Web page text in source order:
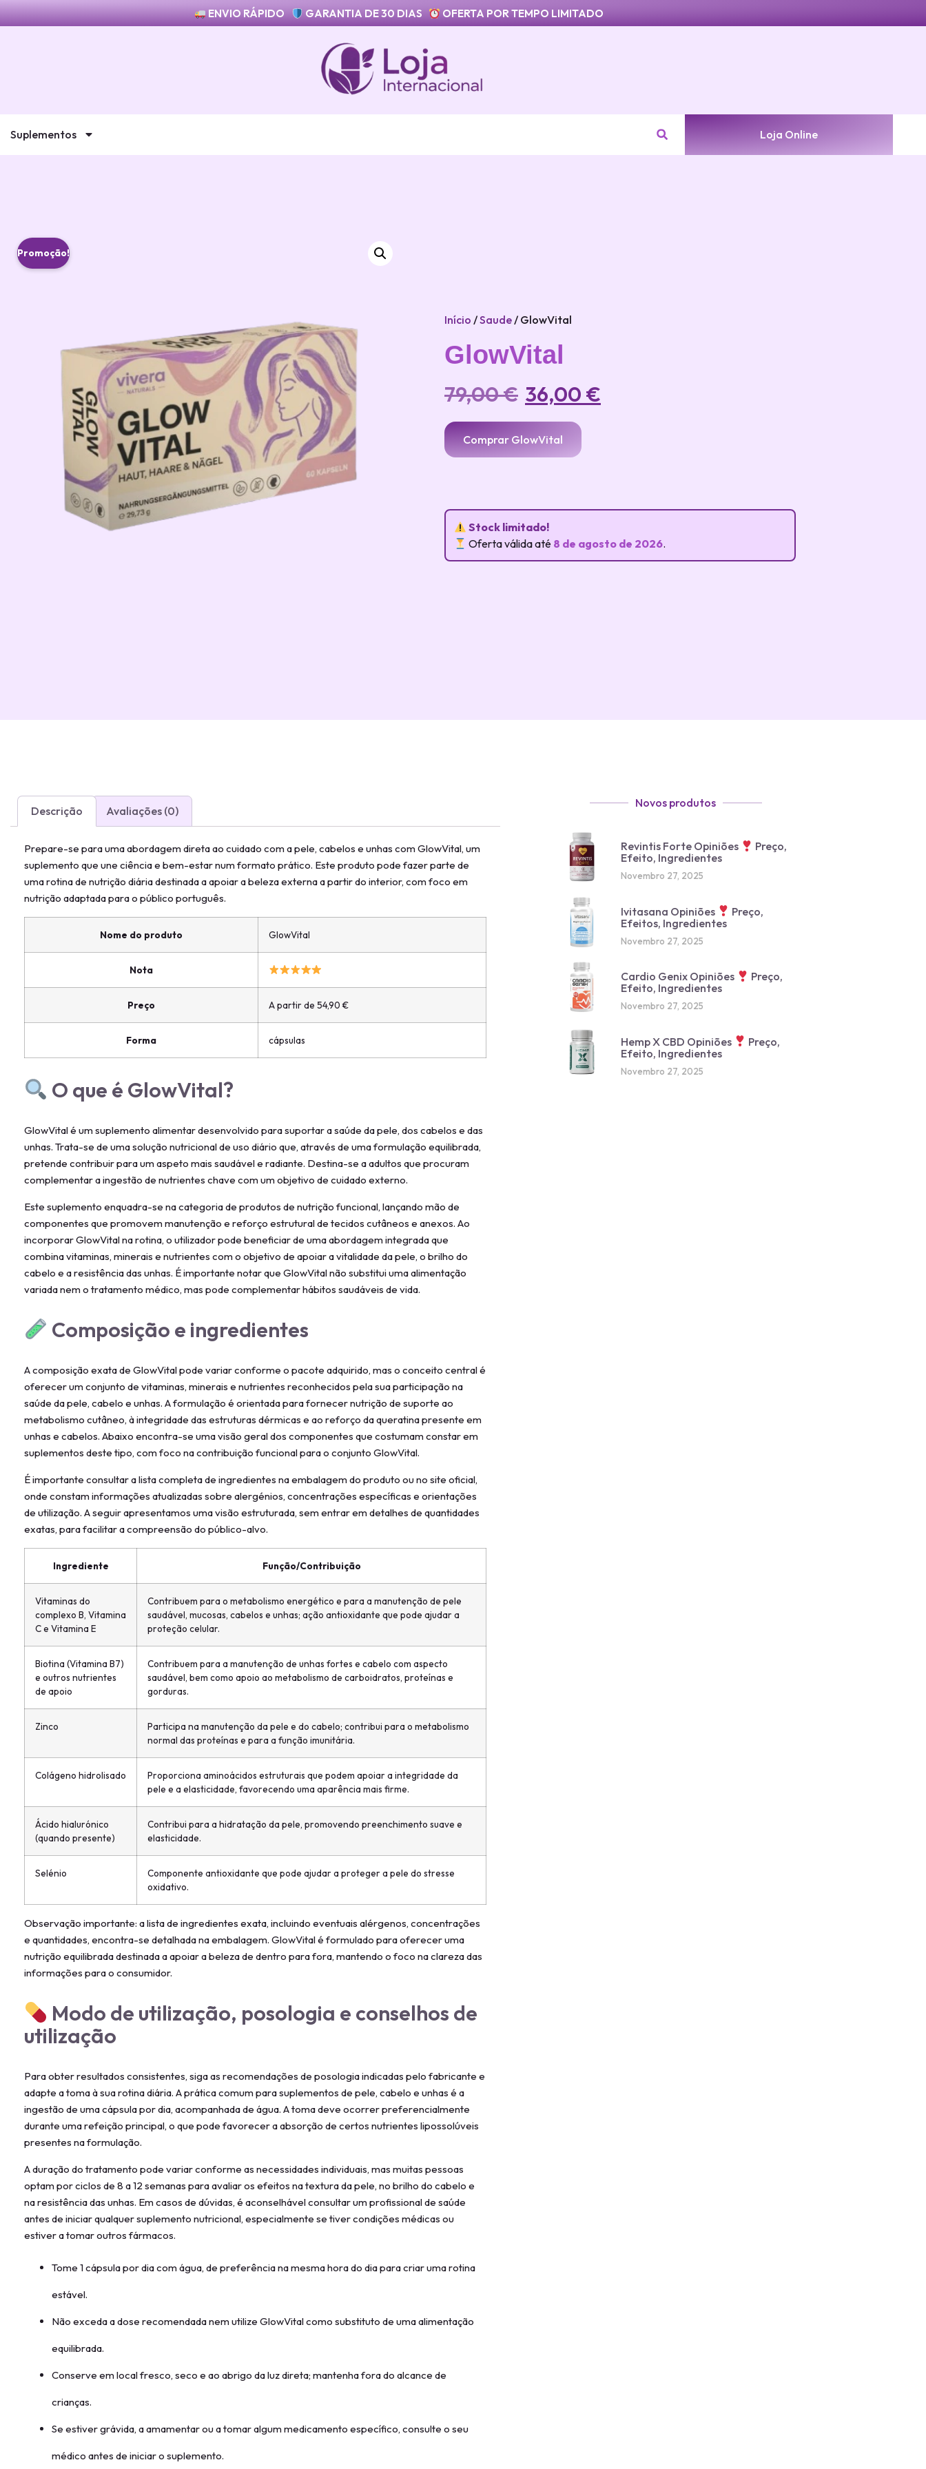
ENVIO RÁPIDO GARANTIA DE 30 DIAS OFERTA POR TEMPO LIMITADO
Suplementos Loja Online
Promoção!
Início /Saude / GlowVital
GlowVital
79,00€ 36,00 €
Comprar GlowVital
Stock limitado!
Oferta válida até 8 de agosto de 2026.
Descrição Avaliações (0)
Prepare-se para uma abordagem direta ao cuidado com a pele, cabelos e unhas com GlowVital, um
suplemento que une ciência e bem-estar num formato prático. Este produto pode fazer parte de
uma rotina de nutrição diária destinada a apoiar a beleza externa a partir do interior, com foco em
nutrição adaptada para o público português.
Nome do produto GlowVital
Nota
Preço A partir de 54,90 €
Forma cápsulas
O que é GlowVital?
GlowVital é um suplemento alimentar desenvolvido para suportar a saúde da pele, dos cabelos e das
unhas. Trata-se de uma solução nutricional de uso diário que, através de uma formulação equilibrada,
pretende contribuir para um aspeto mais saudável e radiante. Destina-se a adultos que procuram
complementar a ingestão de nutrientes chave com um objetivo de cuidado externo.
Este suplemento enquadra-se na categoria de produtos de nutrição funcional, lançando mão de
componentes que promovem manutenção e reforço estrutural de tecidos cutâneos e anexos. Ao
incorporar GlowVital na rotina, o utilizador pode beneficiar de uma abordagem integrada que
combina vitaminas, minerais e nutrientes com o objetivo de apoiar a vitalidade da pele, o brilho do
cabelo e a resistência das unhas. É importante notar que GlowVital não substitui uma alimentação
variada nem o tratamento médico, mas pode complementar hábitos saudáveis de vida.
Composição e ingredientes
A composição exata de GlowVital pode variar conforme o pacote adquirido, mas o conceito central é
oferecer um conjunto de vitaminas, minerais e nutrientes reconhecidos pela sua participação na
saúde da pele, cabelo e unhas. A formulação é orientada para fornecer nutrição de suporte ao
metabolismo cutâneo, à integridade das estruturas dérmicas e ao reforço da queratina presente em
unhas e cabelos. Abaixo encontra-se uma visão geral dos componentes que costumam constar em
suplementos deste tipo, com foco na contribuição funcional para o conjunto GlowVital.
É importante consultar a lista completa de ingredientes na embalagem do produto ou no site oficial,
onde constam informações atualizadas sobre alergénios, concentrações específicas e orientações
de utilização. A seguir apresentamos uma visão estruturada, sem entrar em detalhes de quantidades
exatas, para facilitar a compreensão do público-alvo.
Ingrediente Função/Contribuição
Vitaminas do
complexo B, Vitamina
C e Vitamina E
Contribuem para o metabolismo energético e para a manutenção de pele
saudável, mucosas, cabelos e unhas; ação antioxidante que pode ajudar a
proteção celular.
Biotina (Vitamina B7)
e outros nutrientes
de apoio
Contribuem para a manutenção de unhas fortes e cabelo com aspecto
saudável, bem como apoio ao metabolismo de carboidratos, proteínas e
gorduras.
Zinco
Participa na manutenção da pele e do cabelo; contribui para o metabolismo
normal das proteínas e para a função imunitária.
Colágeno hidrolisado
Proporciona aminoácidos estruturais que podem apoiar a integridade da
pele e a elasticidade, favorecendo uma aparência mais firme.
Ácido hialurónico
(quando presente)
Contribui para a hidratação da pele, promovendo preenchimento suave e
elasticidade.
Selénio
Componente antioxidante que pode ajudar a proteger a pele do stresse
oxidativo.
Observação importante: a lista de ingredientes exata, incluindo eventuais alérgenos, concentrações
e quantidades, encontra-se detalhada na embalagem. GlowVital é formulado para oferecer uma
nutrição equilibrada destinada a apoiar a beleza de dentro para fora, mantendo o foco na clareza das
informações para o consumidor.
Modo de utilização, posologia e conselhos de
utilização
Para obter resultados consistentes, siga as recomendações de posologia indicadas pelo fabricante e
adapte a toma à sua rotina diária. A prática comum para suplementos de pele, cabelo e unhas é a
ingestão de uma cápsula por dia, acompanhada de água. A toma deve ocorrer preferencialmente
durante uma refeição principal, o que pode favorecer a absorção de certos nutrientes lipossolúveis
presentes na formulação.
A duração do tratamento pode variar conforme as necessidades individuais, mas muitas pessoas
optam por ciclos de 8 a 12 semanas para avaliar os efeitos na textura da pele, no brilho do cabelo e
na resistência das unhas. Em casos de dúvidas, é aconselhável consultar um profissional de saúde
antes de iniciar qualquer suplemento nutricional, especialmente se tiver condições médicas ou
estiver a tomar outros fármacos.
Tome 1 cápsula por dia com água, de preferência na mesma hora do dia para criar uma rotina
estável.
Não exceda a dose recomendada nem utilize GlowVital como substituto de uma alimentação
equilibrada.
Conserve em local fresco, seco e ao abrigo da luz direta; mantenha fora do alcance de
crianças.
Se estiver grávida, a amamentar ou a tomar algum medicamento específico, consulte o seu
médico antes de iniciar o suplemento.
Novos produtos
Revintis Forte Opiniões
Preço,
Efeito, Ingredientes
Novembro 27, 2025
Ivitasana Opiniões
Preço,
Efeitos, Ingredientes
Novembro 27, 2025
Cardio Genix Opiniões
Preço,
Efeito, Ingredientes
Novembro 27, 2025
Hemp X CBD Opiniões
Preço,
Efeito, Ingredientes
Novembro 27, 2025